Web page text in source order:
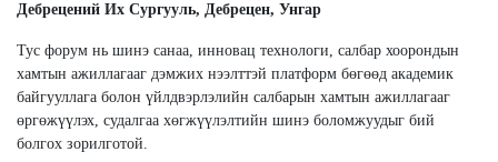
Дебрецений Их Сургууль, Дебрецен, Унгар
Тус форум нь шинэ санаа, инновац технологи, салбар хоорондын
хамтын ажиллагааг дэмжих нээлттэй платформ бөгөөд академик
байгууллага болон үйлдвэрлэлийн салбарын хамтын ажиллагааг
өргөжүүлэх, судалгаа хөгжүүлэлтийн шинэ боломжуудыг бий
болгох зорилготой.